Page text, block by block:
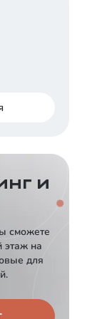
и
сможете
этаж на
для